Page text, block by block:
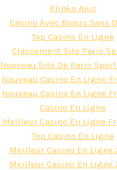
Plinko Avis
Casino Avec Bonus Sans
Top Casino En Ligne
Classement Site Paris
Nouveau Site De Paris
Nouveau Casino En Ligne
Nouveau Casino En Ligne
Casino En Ligne
Meilleur Casino En Ligne
Top Casino En Ligne
Meilleur Casino En Ligne
Meilleur Casino En Ligne